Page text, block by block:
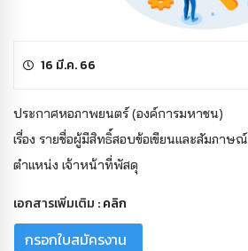
16 มี.ค. 66
ประกาศหอภาพยนตร์ (องค์การมหาชน)
เรื่อง รายชื่อผู้มีสิทธิ์สอบข้อเขียนและสัมภาษณ์
ตำแหน่ง เจ้าหน้าที่พัสดุ
เอกสารเพิ่มเติม :คลิก
กรอกใบสมัครงาน